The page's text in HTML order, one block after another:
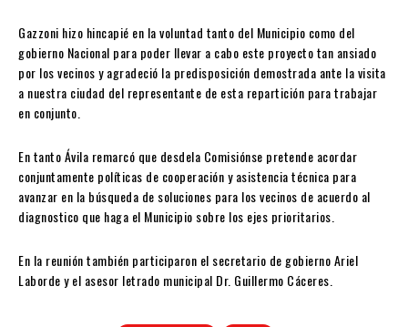
Gazzoni hizo hincapié en la voluntad tanto del Municipio como del
gobierno Nacional para poder llevar a cabo este proyecto tan ansiado
por los vecinos y agradeció la predisposición demostrada ante la visita
a nuestra ciudad del representante de esta repartición para trabajar
en conjunto.
En tanto Ávila remarcó que desdela Comisiónse pretende acordar
conjuntamente políticas de cooperación y asistencia técnica para
avanzar en la búsqueda de soluciones para los vecinos de acuerdo al
diagnostico que haga el Municipio sobre los ejes prioritarios.
En la reunión también participaron el secretario de gobierno Ariel
Laborde y el asesor letrado municipal Dr. Guillermo Cáceres.